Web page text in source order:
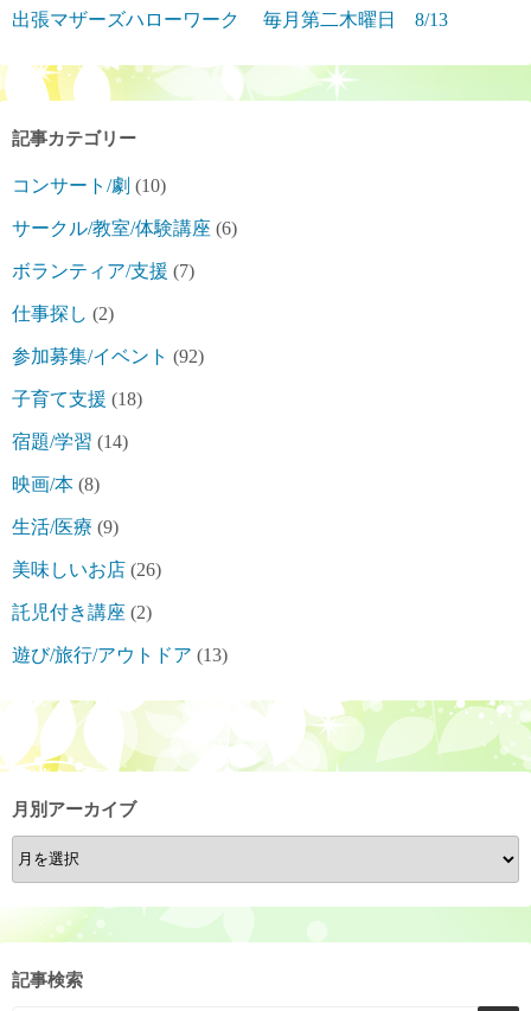
出張マザーズハローワーク 毎月第二木曜日 8/13
記事カテゴリー
コンサート/劇 (10)
サークル/教室/体験講座 (6)
ボランティア/支援 (7)
仕事探し (2)
参加募集/イベント (92)
子育て支援 (18)
宿題/学習 (14)
映画/本 (8)
生活/医療 (9)
美味しいお店 (26)
託児付き講座 (2)
遊び/旅行/アウトドア (13)
月別アーカイブ
月
別
ー
カ
記事検索